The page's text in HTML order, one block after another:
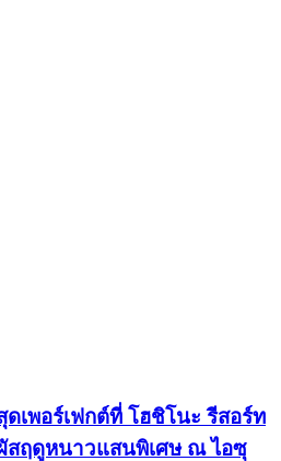
เพอร์เฟกต์ที่ โฮชิโนะ รีสอร์ท
สฤดูหนาวแสนพิเศษ ณ ไอซุ